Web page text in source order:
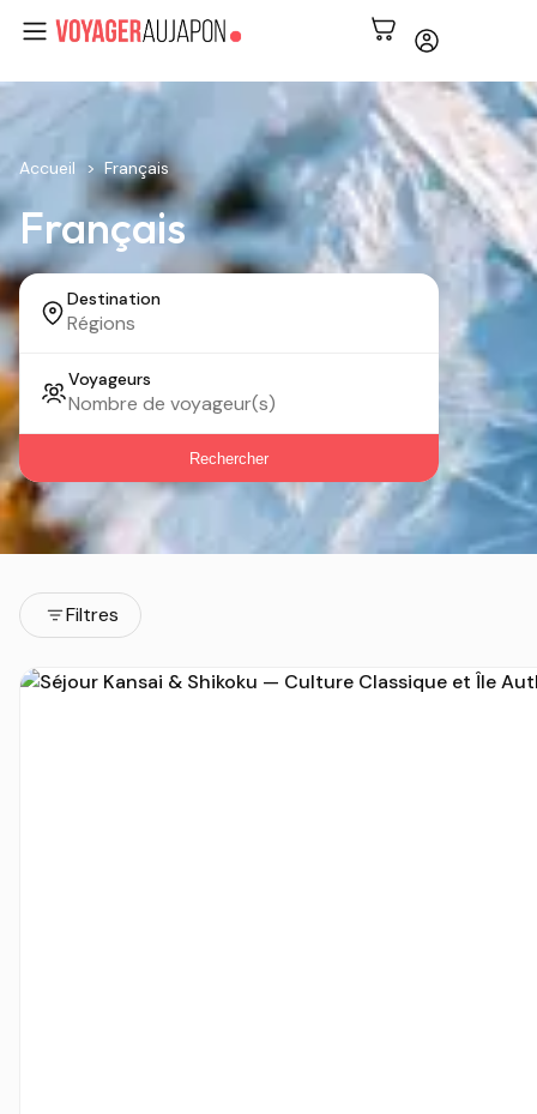
Accueil Français
Français
Destination
Voyageurs
Rechercher
Filtres